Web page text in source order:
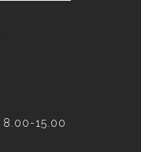
15.00